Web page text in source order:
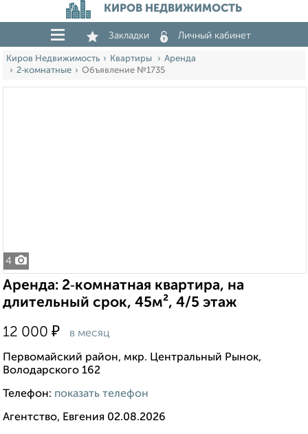
КИРОВ НЕДВИЖИМОСТЬ
Закладки Личный кабинет
Киров Недвижимость Квартиры
Аренда
2‑комнатные
Объявление №1735
4
Аренда: 2‑комнатная квартира, на
длительный срок, 45м², 4/5 этаж
12 000 ₽ в месяц
Первомайский район, мкр. Центральный Рынок,
Володарского 162
Телефон: показать телефон
Агентство, Евгения 02.08.2026